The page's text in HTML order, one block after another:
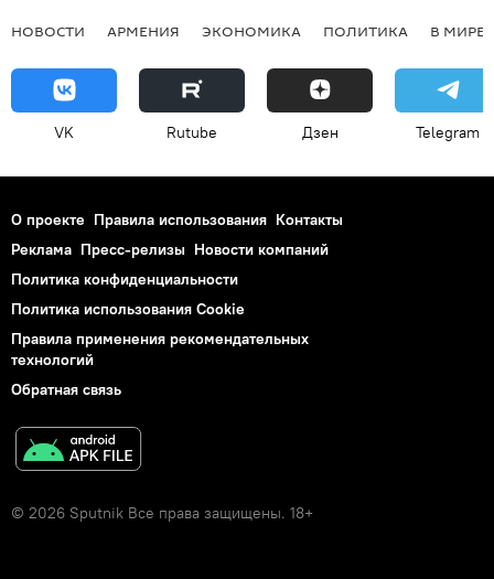
НОВОСТИ АРМЕНИЯ ЭКОНОМИКА ПОЛИТИКА В МИРЕ
VK Rutube Дзен Telegram
О проекте Правила использования Контакты
Реклама Пресс-релизы Новости компаний
Политика конфиденциальности
Политика использования Cookie
Правила применения рекомендательных
технологий
Обратная связь
© 2026 Sputnik Все права защищены. 18+